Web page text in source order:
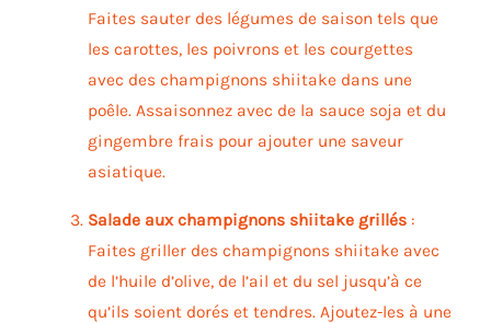
Faites sauter des légumes de saison tels que
les carottes, les poivrons et les courgettes
avec des champignons shiitake dans une
poêle. Assaisonnez avec de la sauce soja et du
gingembre frais pour ajouter une saveur
asiatique.
Salade aux champignons shiitake grillés :
Faites griller des champignons shiitake avec
de l’huile d’olive, de l’ail et du sel jusqu’à ce
qu’ils soient dorés et tendres. Ajoutez-les à une